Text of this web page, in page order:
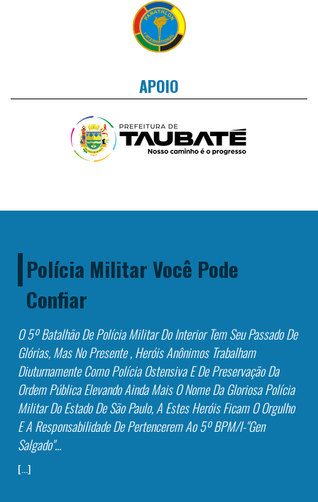
APOIO
Polícia Militar Você Pode
Confiar
O 5º Batalhão De Polícia Militar Do Interior Tem Seu Passado De
Glórias, Mas No Presente , Heróis Anônimos Trabalham
Diuturnamente Como Polícia Ostensiva E De Preservação Da
Ordem Pública Elevando Ainda Mais O Nome Da GloriosaPolícia
Militar Do Estado De São Paulo, A Estes Heróis Ficam O Orgulho
E A Responsabilidade De Pertencerem Ao 5º BPM/I-"Gen
Salgado"...
[...]